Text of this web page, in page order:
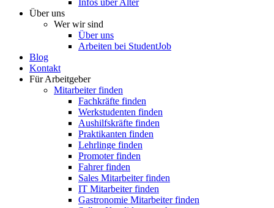
Infos über Alter
Über uns
Wer wir sind
Über uns
Arbeiten bei StudentJob
Blog
Kontakt
Für Arbeitgeber
Mitarbeiter finden
Fachkräfte finden
Werkstudenten finden
Aushilfskräfte finden
Praktikanten finden
Lehrlinge finden
Promoter finden
Fahrer finden
Sales Mitarbeiter finden
IT Mitarbeiter finden
Gastronomie Mitarbeiter finden